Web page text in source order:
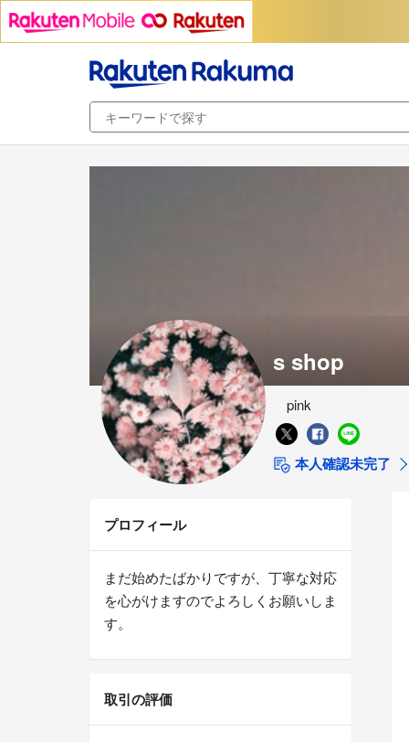
s shop
pink
本人確認未完了
プロフィール
まだ始めたばかりですが、丁寧な対応
を心がけますのでよろしくお願いしま
す。
取引の評価